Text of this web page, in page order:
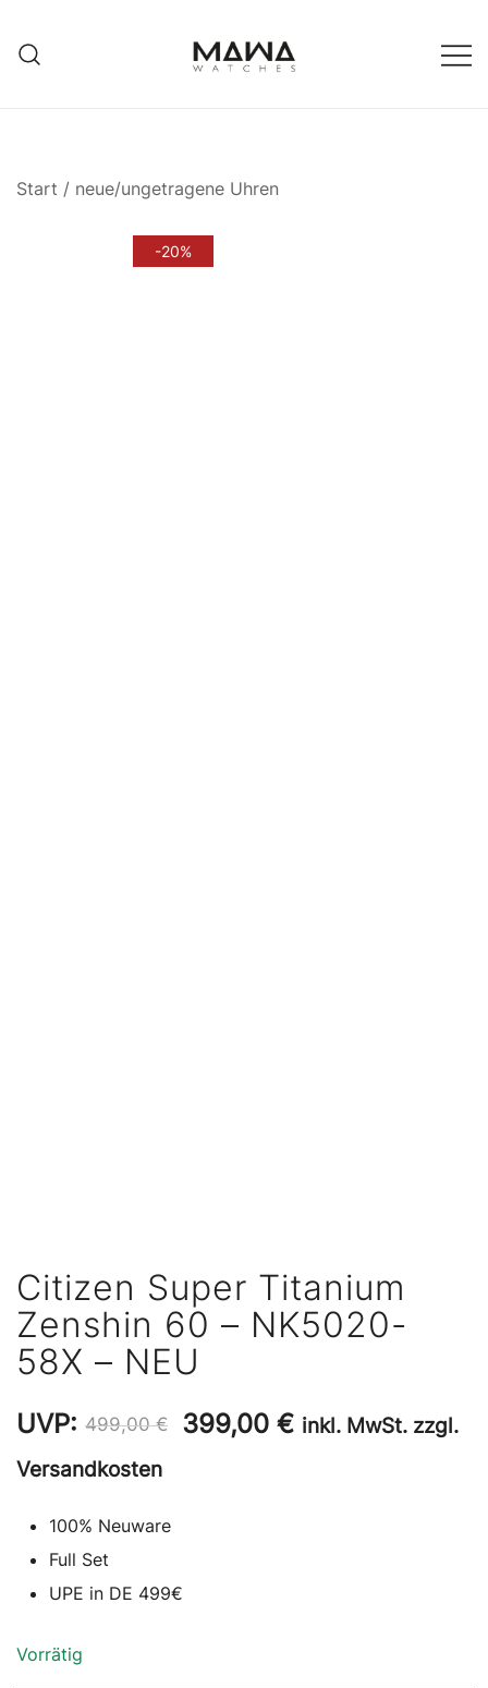
Inhalt
springen
Start / neue/ungetragene Uhren
-20%
Citizen Super Titanium
Zenshin 60 – NK5020-
58X – NEU
UVP: 499,00€
Ursprünglicher
399,00 €Aktueller
inkl. MwSt. zzgl.
Versandkosten
100% Neuware
Full Set
UPE in DE 499€
Vorrätig